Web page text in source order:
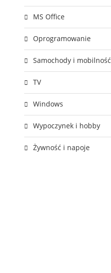
MS Office
Oprogramowanie
Samochody i mobilność
TV
Windows
Wypoczynek i hobby
Żywność i napoje